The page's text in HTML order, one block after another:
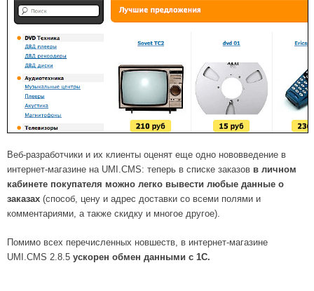
Веб-разработчики и их клиенты оценят еще одно нововведение в
интернет-магазине на UMI.CMS: теперь в списке заказов в личном
кабинете покупателя можно легко вывести любые данные о
заказах (способ, цену и адрес доставки со всеми полями и
комментариями, а также скидку и многое другое).
Помимо всех перечисленных новшеств, в интернет-магазине
UMI.CMS 2.8.5 ускорен обмен данными с 1С.